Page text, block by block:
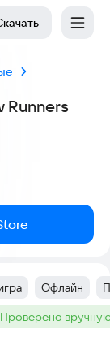
Runners
Тег:
Офлайн
:Проверено